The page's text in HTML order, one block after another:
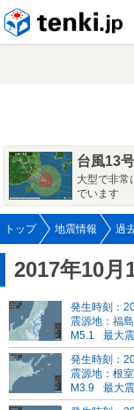
台風13
大型で非常
でいます
トップ 地震情報 過
2017年10月
発生時刻：
震源地：福
M5.1
最大
発生時刻：
震源地：根
M3.9
最大